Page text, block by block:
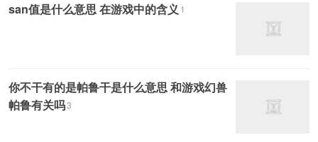
san值是什么意思 在游戏中的含义 1
你不干有的是帕鲁干是什么意思 和游戏幻兽
帕鲁有关吗3